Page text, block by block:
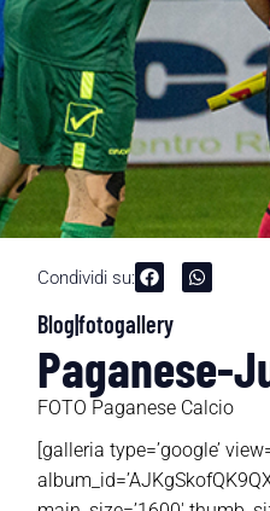
Condividi su:
Blog|fotogallery
Paganese-
FOTO Paganese Calcio
[galleria type=’google’